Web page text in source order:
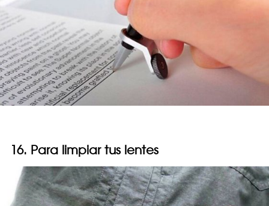
16. Para limpiar tus lentes